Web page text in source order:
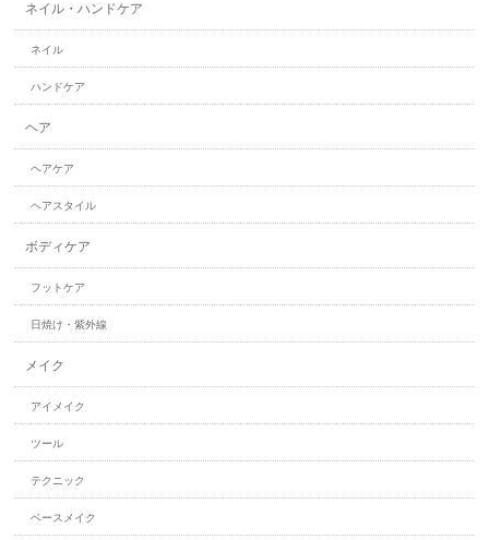
ネイル・ハンドケア
ネイル
ハンドケア
ヘア
ヘアケア
ヘアスタイル
ボディケア
フットケア
日焼け・紫外線
メイク
アイメイク
ツール
テクニック
ベースメイク